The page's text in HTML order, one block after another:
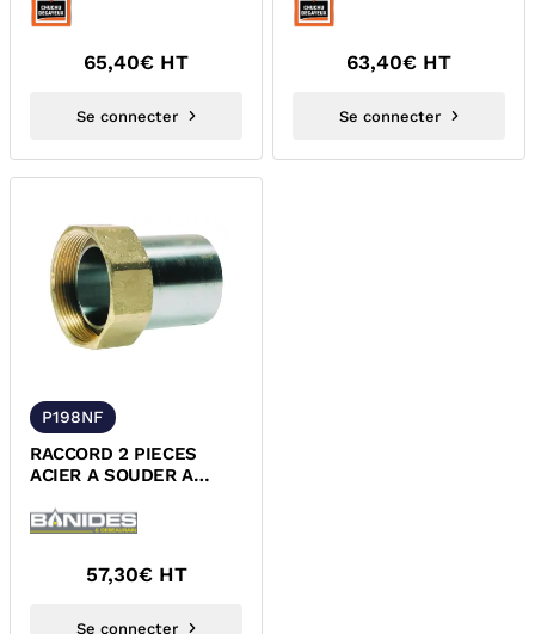
65,40€ HT
Se connecter
TOURNANT JOINT PLAT
GAZ
63,40€ HT
Se connecter
P198NF
RACCORD 2 PIECES
ACIER A SOUDER A
JOINT PLAT GAZ
57,30€ HT
Se connecter